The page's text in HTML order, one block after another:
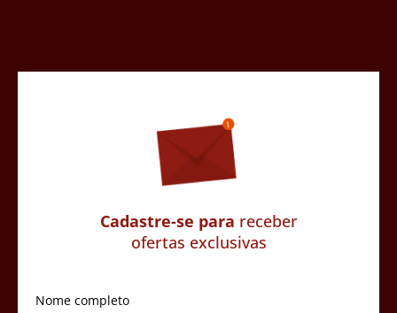
Cadastre-se para receber
ofertas exclusivas
Nome completo